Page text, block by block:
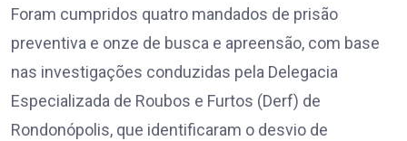
Foram cumpridos quatro mandados de prisão
preventiva e onze de busca e apreensão, com base
nas investigações conduzidas pela Delegacia
Especializada de Roubos e Furtos (Derf) de
Rondonópolis, que identificaram o desvio de